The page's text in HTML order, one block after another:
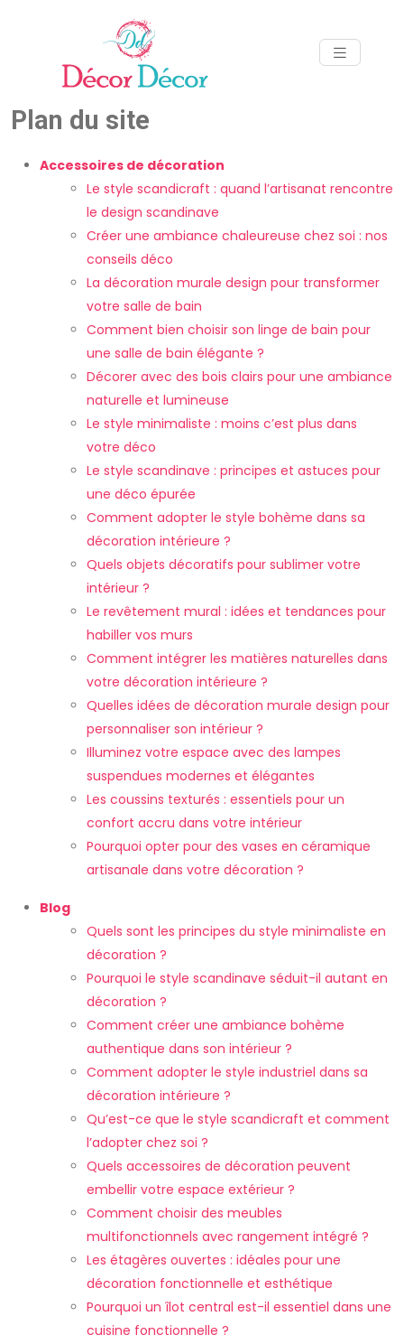
Plan du site
Accessoires de décoration
Le style scandicraft : quand l’artisanat rencontre
le design scandinave
Créer une ambiance chaleureuse chez soi : nos
conseils déco
La décoration murale design pour transformer
votre salle de bain
Comment bien choisir son linge de bain pour
une salle de bain élégante ?
Décorer avec des bois clairs pour une ambiance
naturelle et lumineuse
Le style minimaliste : moins c’est plus dans
votre déco
Le style scandinave : principes et astuces pour
une déco épurée
Comment adopter le style bohème dans sa
décoration intérieure ?
Quels objets décoratifs pour sublimer votre
intérieur ?
Le revêtement mural : idées et tendances pour
habiller vos murs
Comment intégrer les matières naturelles dans
votre décoration intérieure ?
Quelles idées de décoration murale design pour
personnaliser son intérieur ?
Illuminez votre espace avec des lampes
suspendues modernes et élégantes
Les coussins texturés : essentiels pour un
confort accru dans votre intérieur
Pourquoi opter pour des vases en céramique
artisanale dans votre décoration ?
Blog
Quels sont les principes du style minimaliste en
décoration ?
Pourquoi le style scandinave séduit-il autant en
décoration ?
Comment créer une ambiance bohème
authentique dans son intérieur ?
Comment adopter le style industriel dans sa
décoration intérieure ?
Qu’est-ce que le style scandicraft et comment
l’adopter chez soi ?
Quels accessoires de décoration peuvent
embellir votre espace extérieur ?
Comment choisir des meubles
multifonctionnels avec rangement intégré ?
Les étagères ouvertes : idéales pour une
décoration fonctionnelle et esthétique
Pourquoi un îlot central est-il essentiel dans une
cuisine fonctionnelle ?